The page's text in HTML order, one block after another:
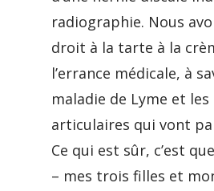
radiographie. Nous
droit à la tarte à la
l’errance médicale, à
maladie de Lyme et
articulaires qui vont
Ce qui est sûr, c’est
– mes trois filles et